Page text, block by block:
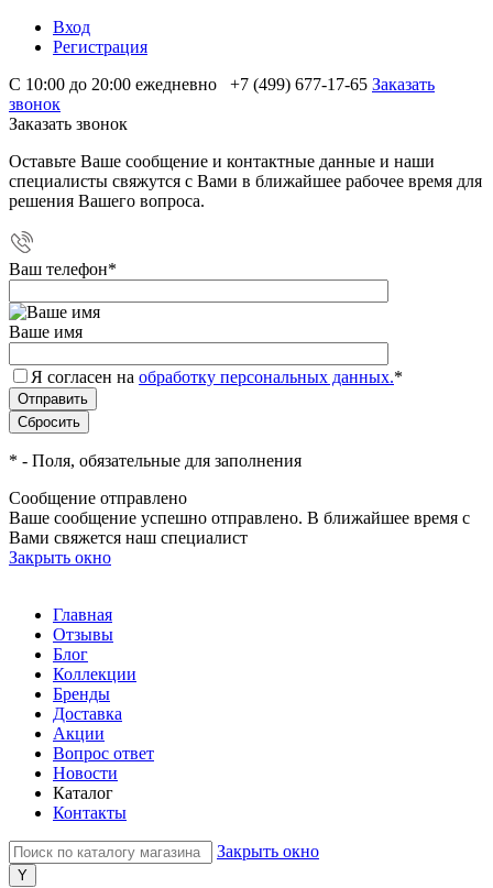
Вход
Регистрация
С 10:00 до 20:00 ежедневно
+7 (499) 677-17-65 Заказать
звонок
Заказать звонок
Оставьте Ваше сообщение и контактные данные и наши
специалисты свяжутся с Вами в ближайшее рабочее время для
решения Вашего вопроса.
Ваш телефон*
Ваше имя
Я согласен на обработку персональных данных.*
* - Поля, обязательные для заполнения
Сообщение отправлено
Ваше сообщение успешно отправлено. В ближайшее время с
Вами свяжется наш специалист
Закрыть окно
Главная
Отзывы
Блог
Коллекции
Бренды
Доставка
Акции
Вопрос ответ
Новости
Каталог
Контакты
Закрыть окно